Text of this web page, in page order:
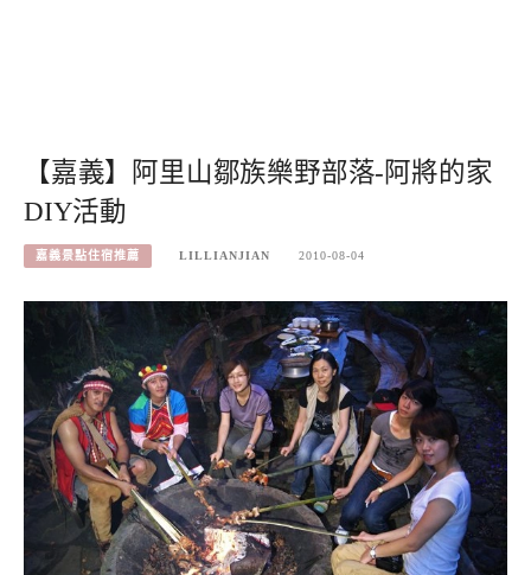
【嘉義】阿里山鄒族樂野部落-阿將的家
DIY活動
嘉義景點住宿推薦 LILLIANJIAN 2010-08-04